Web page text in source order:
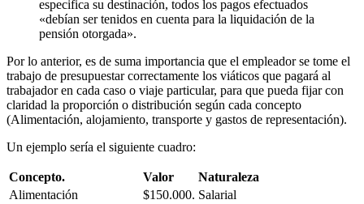
especifica su destinación, todos los pagos efectuados
«debían ser tenidos en cuenta para la liquidación de la
pensión otorgada».
Por lo anterior, es de suma importancia que el empleador se tome el
trabajo de presupuestar correctamente los viáticos que pagará al
trabajador en cada caso o viaje particular, para que pueda fijar con
claridad la proporción o distribución según cada concepto
(Alimentación, alojamiento, transporte y gastos de representación).
Un ejemplo sería el siguiente cuadro:
Concepto. Valor
Naturaleza
Alimentación
$150.000. Salarial